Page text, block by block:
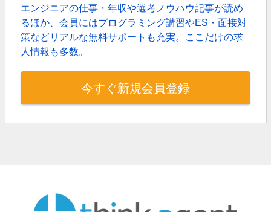
エンジニアの仕事・年収や選考ノウハウ記事が読め
るほか、会員にはプログラミング講習やES・面接対
策などリアルな無料サポートも充実。 ここだけの求
人情報も多数。
今すぐ新規会員登録